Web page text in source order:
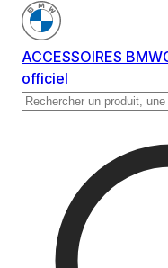
ACCESSOIRES BMW
officiel